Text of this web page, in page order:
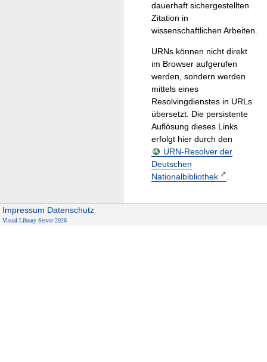
dauerhaft sichergestellten
Zitation in
wissenschaftlichen Arbeiten.
URNs können nicht direkt
im Browser aufgerufen
werden, sondern werden
mittels eines
Resolvingdienstes in URLs
übersetzt. Die persistente
Auflösung dieses Links
erfolgt hier durch den
URN-Resolver der
Deutschen
Nationalbibliothek
.
Impressum Datenschutz
Visual Library Server 2026